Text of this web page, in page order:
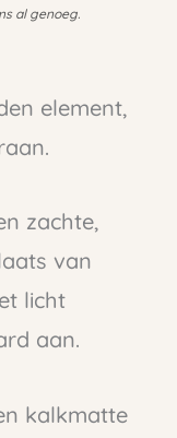
al genoeg.
element,
zachte,
van
licht
aan.
kalkmatte